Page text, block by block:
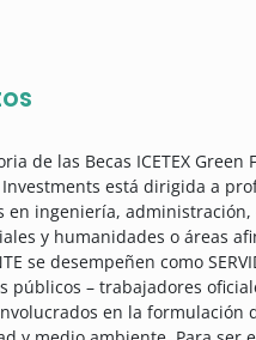
de las Becas ICETEX Green
está dirigida a
en ingeniería, administración,
y humanidades o áreas
se desempeñen como
públicos – trabajadores
en la formulación